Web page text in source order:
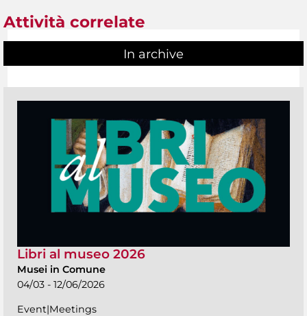
Attività correlate
In archive
Libri al museo 2026
Musei in Comune
04/03 - 12/06/2026
Event|Meetings